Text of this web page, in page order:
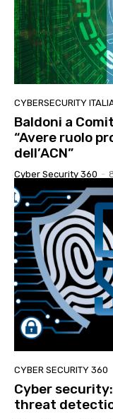
CYBERSECURITY
Baldoni a
“Avere ruolo
dell’ACN”
Cyber Security 360 -
CYBER SECURITY 360
Cyber
threat